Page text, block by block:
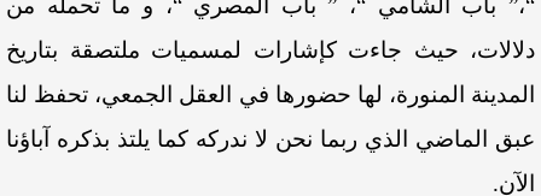
“،” باب الشامي “، ” باب المصري “، و ما تحمله من
دلالات، حيث جاءت كإشارات لمسميات ملتصقة بتاريخ
المدينة المنورة، لها حضورها في العقل الجمعي، تحفظ لنا
عبق الماضي الذي ربما نحن لا ندركه كما يلتذ بذكره آباؤنا
الآن.